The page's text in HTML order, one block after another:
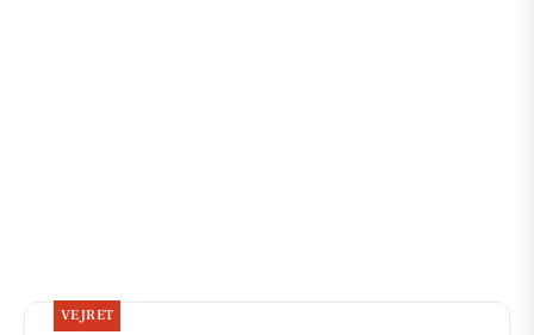
VEJRET